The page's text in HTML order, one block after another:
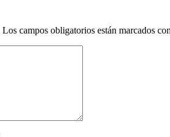
Los campos obligatorios están marcados con